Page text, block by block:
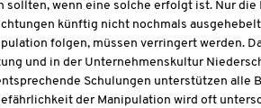
sollten, wenn eine solche erfolgt ist. Nur
künftig nicht nochmals
folgen, müssen verringert werden.
und in der Unternehmenskultur
Schulungen unterstützen alle
der Manipulation wird oft